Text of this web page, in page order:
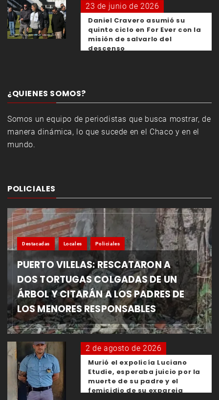
23 de junio de 2026
Daniel Cravero asumió su
quinto ciclo en For Ever con la
misión de salvarlo del
descenso
¿QUIENES SOMOS?
Somos un equipo de periodistas que busca mostrar, de
manera dinámica, lo que sucede en el Chaco y en el
mundo.
POLICIALES
Destacadas Locales Policiales
PUERTO VILELAS: RESCATARON A
DOS TORTUGAS COLGADAS DE UN
ÁRBOL Y CITARÁN A LOS PADRES DE
LOS MENORES RESPONSABLES
2 de agosto de 2026
Murió el expolicía Luciano
Etudie, esperaba juicio por la
muerte de su padre y el
femicidio de su expareja